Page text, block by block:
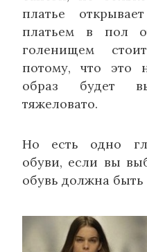
платье
платьем в пол
голенищем
потому, что это
образ будет
тяжеловато.
Но есть одно
обуви, если вы
обувь должна быть